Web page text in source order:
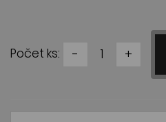
Počet ks: - +